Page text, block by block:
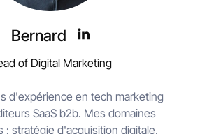
Bernard
of Digital Marketing
d'expérience en tech marketing
SaaS b2b. Mes domaines
: stratégie d'acquisition digitale,